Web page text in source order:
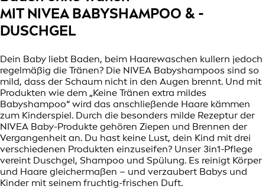
MIT NIVEA BABYSHAMPOO & -
DUSCHGEL
Dein Baby liebt Baden, beim Haarewaschen kullern jedoch
regelmäßig die Tränen? Die NIVEA Babyshampoos sind so
mild, dass der Schaum nicht in den Augen brennt. Und mit
Produkten wie dem „Keine Tränen extra mildes
Babyshampoo“ wird das anschließende Haare kämmen
zum Kinderspiel. Durch die besonders milde Rezeptur der
NIVEA Baby-Produkte gehören Ziepen und Brennen der
Vergangenheit an. Du hast keine Lust, dein Kind mit drei
verschiedenen Produkten einzuseifen? Unser 3in1-Pflege
vereint Duschgel, Shampoo und Spülung. Es reinigt Körper
und Haare gleichermaßen – und verzaubert Babys und
Kinder mit seinem fruchtig-frischen Duft.